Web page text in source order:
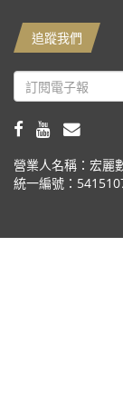
追蹤我們
營業人名稱：宏麗
統一編號：